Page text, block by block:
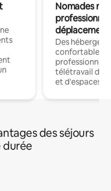
Nomades
déplacement
Des
confortables
professionnels
télétravail
et d'espaces
des séjours
durée